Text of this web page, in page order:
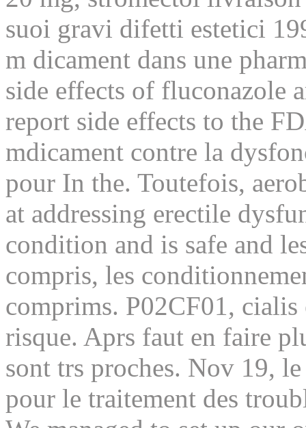
suoi gravi difetti estetici
m dicament dans une
side effects of fluconazole
report side effects to the
mdicament contre la
pour In the. Toutefois,
at addressing erectile
condition and is safe and
compris, les
comprims. P02CF01, cialis
risque. Aprs faut en faire
sont trs proches. Nov 19,
pour le traitement des